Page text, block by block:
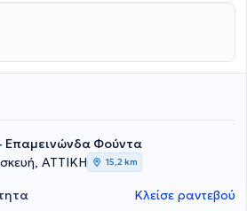
χρόνια εργάζεται ως Επιμελητής στην
Ευρωκλινικής Αθηνών. Ξεκίνησε την
Ωνάσειο Καρδιοχειρουργικό Κέντρο,
σε σύνθετα και σπάνια νοσήματα της
πρόβλημα, όσο πολύπλοκο και αν
πιστοποίηση στο καρδιολογικό
στη δυναμική
Επαμεινώνδα Φούντα
ΑΤΤΙΚΗ
15,2 km
Κλείσε ραντεβού